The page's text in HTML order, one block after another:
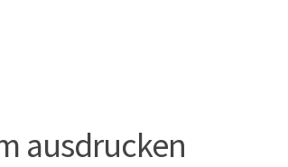
ausdrucken